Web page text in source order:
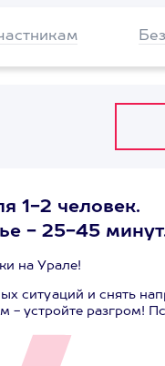
1-2 человек.
- 25-45
на Урале!
ситуаций и снять
- устройте разгром!